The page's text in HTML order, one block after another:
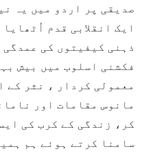
صدیقی پر اردو میں یہ
ایک انقلابی قدم
ذہنی کیفیتوں کی
فکشنی اسلوب میں بیش
معمولی کردار ، نثر کے
مانوس مقامات اور
کر، زندگی کے کرب کی
سامنا کرتے ہوئے ہم